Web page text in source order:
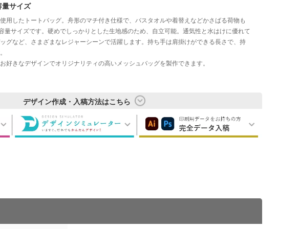
サイズ
用したトートバッグ。舟形のマチ付き仕様で、バスタオルや着替えなどかさばる荷物も
量サイズです。硬めでしっかりとした生地感のため、自立可能。通気性と水はけに優れて
グなど、さまざまなレジャーシーンで活躍します。持ち手は肩掛けができる長さで、持
好きなデザインでオリジナリティの高いメッシュバッグを製作できます。
デザイン作成・入稿方法はこちら